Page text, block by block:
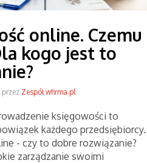
online. Czemu
kogo jest to
przez Zespół wfirma.pl
księgowości to
każdego przedsiębiorcy.
- czy to dobre rozwiązanie?
zarządzanie swoimi